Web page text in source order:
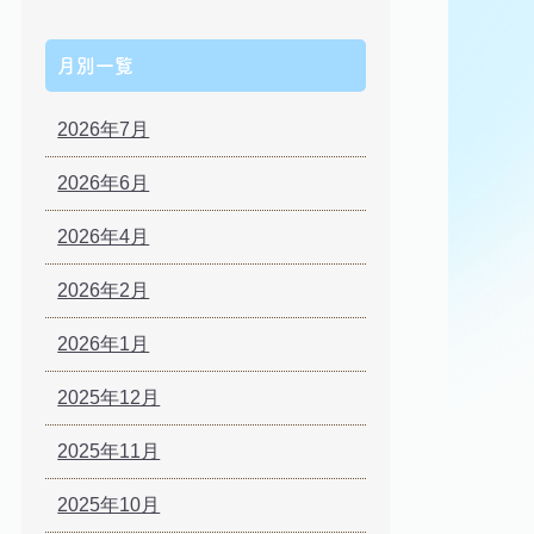
月別一覧
2026年7月
2026年6月
2026年4月
2026年2月
2026年1月
2025年12月
2025年11月
2025年10月